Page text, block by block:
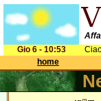
Gio 6 - 10:53
home